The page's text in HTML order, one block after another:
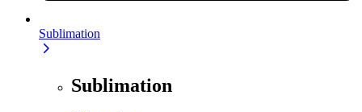
Sublimation
Sublimation